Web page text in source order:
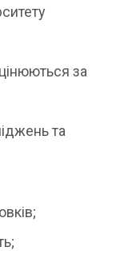
за
та